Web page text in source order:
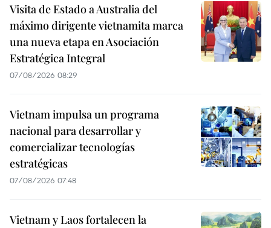
Visita de Estado a Australia del
máximo dirigente vietnamita marca
una nueva etapa en Asociación
Estratégica Integral
07/08/2026 08:29
Vietnam impulsa un programa
nacional para desarrollar y
comercializar tecnologías
estratégicas
07/08/2026 07:48
Vietnam y Laos fortalecen la